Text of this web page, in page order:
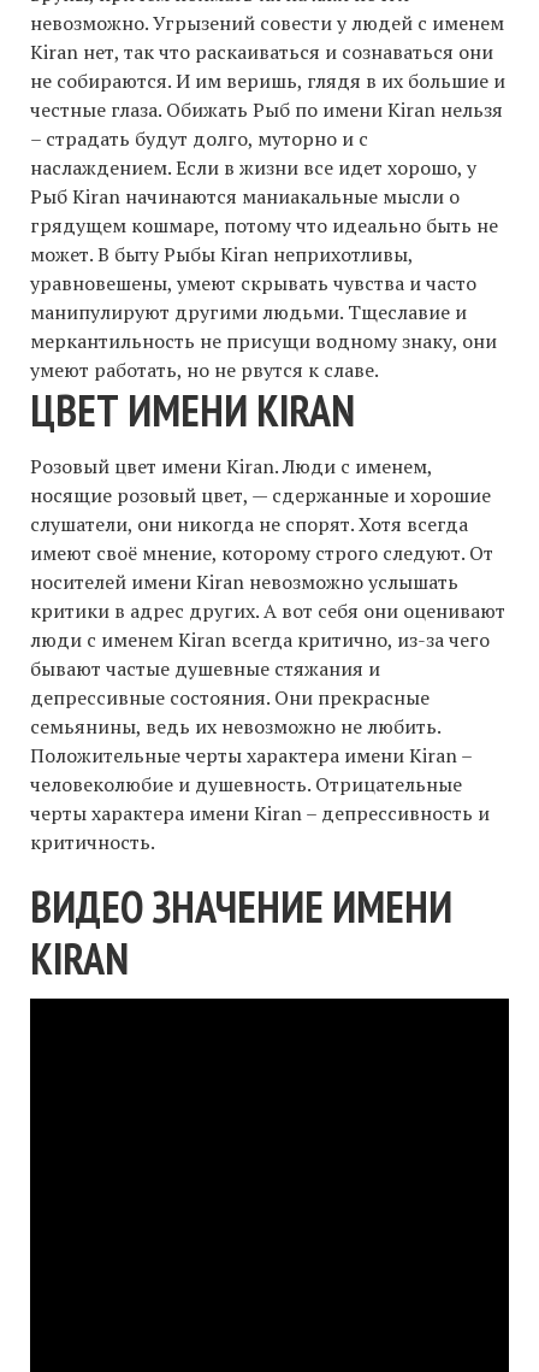
невозможно. Угрызений совести у людей с именем
Kiran нет, так что раскаиваться и сознаваться они
не собираются. И им веришь, глядя в их большие и
честные глаза. Обижать Рыб по имени Kiran нельзя
– страдать будут долго, муторно и с
наслаждением. Если в жизни все идет хорошо, у
Рыб Kiran начинаются маниакальные мысли о
грядущем кошмаре, потому что идеально быть не
может. В быту Рыбы Kiran неприхотливы,
уравновешены, умеют скрывать чувства и часто
манипулируют другими людьми. Тщеславие и
меркантильность не присущи водному знаку, они
умеют работать, но не рвутся к славе.
ЦВЕТ ИМЕНИ KIRAN
Розовый цвет имени Kiran. Люди с именем,
носящие розовый цвет, — сдержанные и хорошие
слушатели, они никогда не спорят. Хотя всегда
имеют своё мнение, которому строго следуют. От
носителей имени Kiran невозможно услышать
критики в адрес других. А вот себя они оценивают
люди с именем Kiran всегда критично, из-за чего
бывают частые душевные стяжания и
депрессивные состояния. Они прекрасные
семьянины, ведь их невозможно не любить.
Положительные черты характера имени Kiran –
человеколюбие и душевность. Отрицательные
черты характера имени Kiran – депрессивность и
критичность.
ВИДЕО ЗНАЧЕНИЕ ИМЕНИ
KIRAN